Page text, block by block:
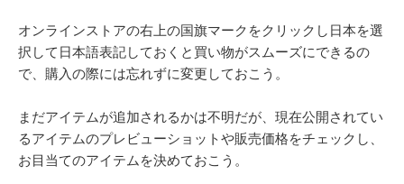
オンラインストアの右上の国旗マークをクリックし日本を選
択して日本語表記しておくと買い物がスムーズにできるの
で、購入の際には忘れずに変更しておこう。
まだアイテムが追加されるかは不明だが、現在公開されてい
るアイテムのプレビューショットや販売価格をチェックし、
お目当てのアイテムを決めておこう。